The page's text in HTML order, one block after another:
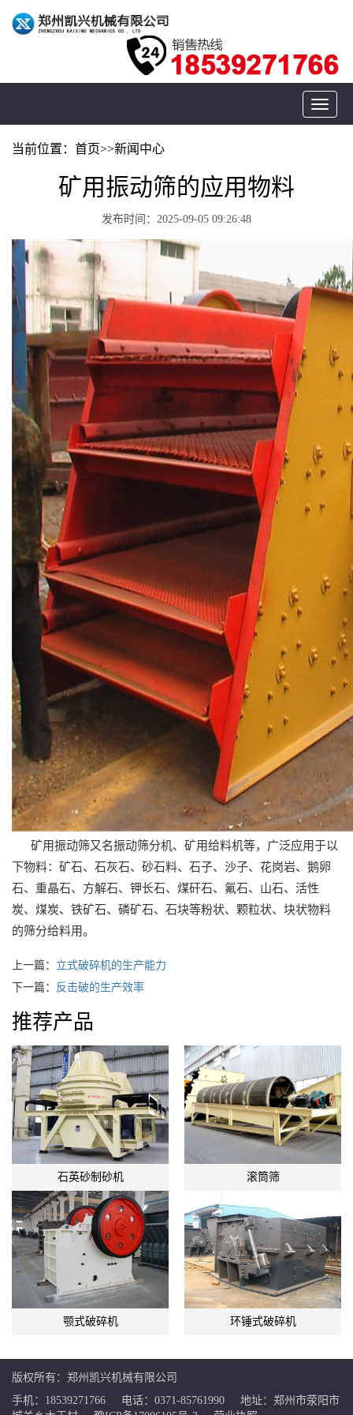
Toggle
当前位置： 首页>>新闻中心
矿用振动筛的应用物料
发布时间：2025-09-05 09:26:48
矿用振动筛又名振动筛分机、矿用给料机等，广泛应用于以
下物料：矿石、石灰石、砂石料、石子、沙子、花岗岩、鹅卵
石、重晶石、方解石、钾长石、煤矸石、氟石、山石、活性
炭、煤炭、铁矿石、磷矿石、石块等粉状、颗粒状、块状物料
的筛分给料用。
上一篇： 立式破碎机的生产能力
下一篇： 反击破的生产效率
推荐产品
石英砂制砂机 滚筒筛
颚式破碎机 环锤式破碎机
版权所有：郑州凯兴机械有限公司
手机：18539271766
电话：0371-85761990
地址：郑州市荥阳市